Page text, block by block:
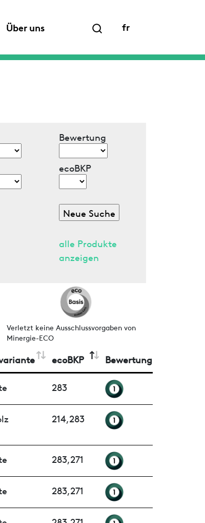
Über uns fr
Bewertung
ecoBKP
alle Produkte
anzeigen
Verletzt keine Ausschlussvorgaben von
Minergie-ECO
ecoBKP Bewertung
283
214,283
283,271
283,271